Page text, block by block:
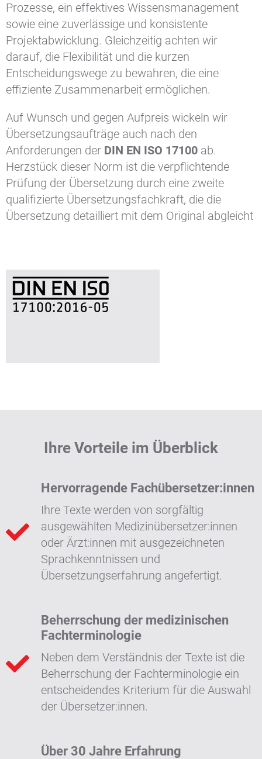
Prozesse, ein effektives Wissensmanagement
sowie eine zuverlässige und konsistente
Projektabwicklung. Gleichzeitig achten wir
darauf, die Flexibilität und die kurzen
Entscheidungswege zu bewahren, die eine
effiziente Zusammenarbeit ermöglichen.
Auf Wunsch und gegen Aufpreis wickeln wir
Übersetzungsaufträge auch nach den
Anforderungen der DIN EN ISO 17100 ab.
Herzstück dieser Norm ist die verpflichtende
Prüfung der Übersetzung durch eine zweite
qualifizierte Übersetzungsfachkraft, die die
Übersetzung detailliert mit dem Original abgleicht
Ihre Vorteile im Überblick
Hervorragende Fachübersetzer:innen
Ihre Texte werden von sorgfältig
ausgewählten Medizinübersetzer:innen
oder Ärzt:innen mit ausgezeichneten
Sprachkenntnissen und
Übersetzungserfahrung angefertigt.
Beherrschung der medizinischen
Fachterminologie
Neben dem Verständnis der Texte ist die
Beherrschung der Fachterminologie ein
entscheidendes Kriterium für die Auswahl
der Übersetzer:innen.
Über 30 Jahre Erfahrung